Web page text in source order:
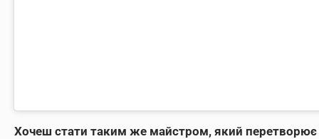
Хочеш стати таким же майстром, який перетворює